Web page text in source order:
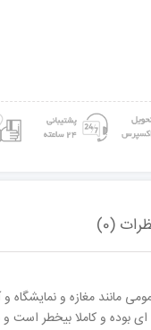
SNAKE
عدد
(0)
مانند مغازه و
ای بوده و کاملا بیخطر